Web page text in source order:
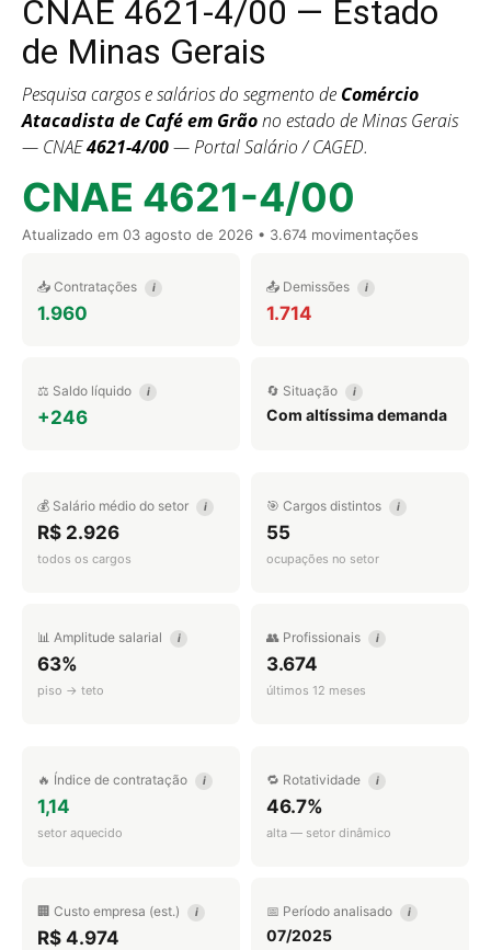
CNAE 4621-4/00 — Estado
de Minas Gerais
Pesquisa cargos e salários do segmento de Comércio
Atacadista de Café em Grãono estado de Minas Gerais
— CNAE4621-4/00— Portal Salário / CAGED.
CNAE 4621-4/00
Atualizado em 03 agosto de 2026 • 3.674 movimentações
📥 Contratações i
1.960
📤 Demissões i
1.714
⚖️ Saldo líquido i
+246
🔄 Situação i
Com altíssima demanda
💰 Salário médio do setor i
R$ 2.926
todos os cargos
🎯 Cargos distintos i
55
ocupações no setor
📊 Amplitude salarial i
63%
piso → teto
👥 Profissionais i
3.674
últimos 12 meses
🔥 Índice de contratação i
1,14
setor aquecido
🔁 Rotatividade i
46.7%
alta — setor dinâmico
🏢 Custo empresa (est.) i
R$ 4.974
📅 Período analisado i
07/2025